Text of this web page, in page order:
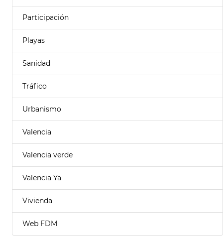
Participación
Playas
Sanidad
Tráfico
Urbanismo
Valencia
Valencia verde
Valencia Ya
Vivienda
Web FDM